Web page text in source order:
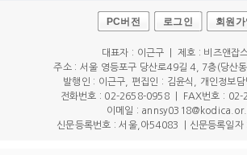
PC버전 로그인 회원가
대표자 : 이근구 | 제호 : 비즈앤잡
주소 : 서울 영등포구 당산로49길 4, 7층(당산
발행인 : 이근구, 편집인 : 김윤식, 개인정보담
전화번호 : 02-2658-0958 | FAX번호 :
이메일 :
신문등록번호 : 서울,아54083 | 신문등록일